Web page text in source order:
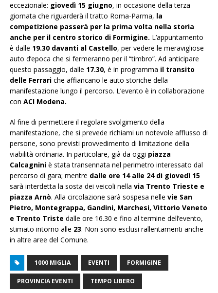
eccezionale: giovedì 15 giugno, in occasione della terza
giornata che riguarderà il tratto Roma-Parma, la
competizione passerà per la prima volta nella storia
anche per il centro storico di Formigine. L’appuntamento
è dalle 19.30 davanti al Castello, per vedere le meravigliose
auto d’epoca che si fermeranno per il “timbro”. Ad anticipare
questo passaggio, dalle 17.30, è in programma il transito
delle Ferrari che affiancano le auto storiche della
manifestazione lungo il percorso. L’evento è in collaborazione
con ACI Modena.
Al fine di permettere il regolare svolgimento della
manifestazione, che si prevede richiami un notevole afflusso di
persone, sono previsti provvedimento di limitazione della
viabilità ordinaria. In particolare, già da oggi piazza
Calcagnini è stata transennata nel perimetro interessato dal
percorso di gara; mentre dalle ore 14 alle 24 di giovedì 15
sarà interdetta la sosta dei veicoli nella via Trento Trieste e
piazza Arnò. Alla circolazione sarà sospesa nelle vie San
Pietro, Montegrappa, Gandini, Marchesi, Vittorio Veneto
e Trento Triste dalle ore 16.30 e fino al termine dell’evento,
stimato intorno alle 23. Non sono esclusi rallentamenti anche
in altre aree del Comune.
1000 MIGLIA EVENTI FORMIGINE
PROVINCIA EVENTI TEMPO LIBERO